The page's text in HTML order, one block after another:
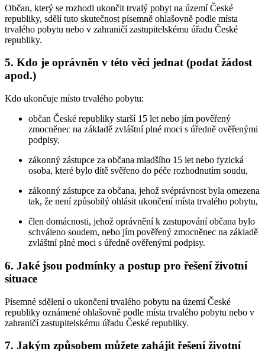
Občan, který se rozhodl ukončit trvalý pobyt na území České
republiky, sdělí tuto skutečnost písemně ohlašovně podle místa
trvalého pobytu nebo v zahraničí zastupitelskému úřadu České
republiky.
5. Kdo je oprávněn v této věci jednat (podat žádost
apod.)
Kdo ukončuje místo trvalého pobytu:
občan České republiky starší 15 let nebo jím pověřený
zmocněnec na základě zvláštní plné moci s úředně ověřenými
podpisy,
zákonný zástupce za občana mladšího 15 let nebo fyzická
osoba, které bylo dítě svěřeno do péče rozhodnutím soudu,
zákonný zástupce za občana, jehož svéprávnost byla omezena
tak, že není způsobilý ohlásit ukončení místa trvalého pobytu,
člen domácnosti, jehož oprávnění k zastupování občana bylo
schváleno soudem, nebo jím pověřený zmocněnec na základě
zvláštní plné moci s úředně ověřenými podpisy.
6. Jaké jsou podmínky a postup pro řešení životní
situace
Písemné sdělení o ukončení trvalého pobytu na území České
republiky oznámené ohlašovně podle místa trvalého pobytu nebo v
zahraničí zastupitelskému úřadu České republiky.
7. Jakým způsobem můžete zahájit řešení životní